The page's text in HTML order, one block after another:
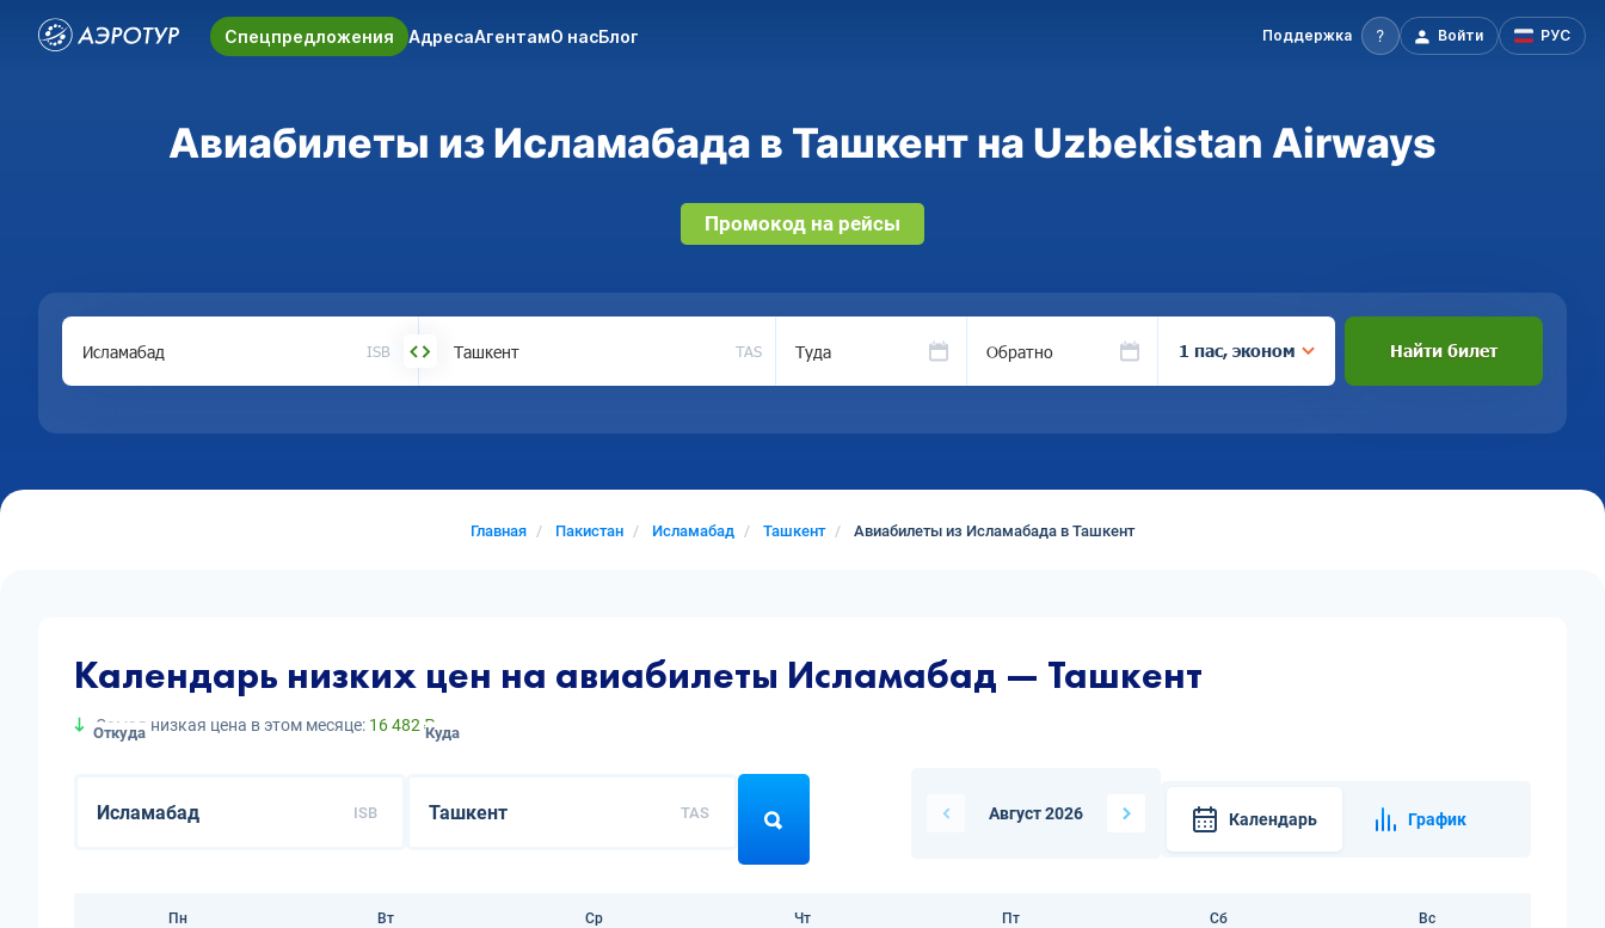
Спецпредложения АдресаАгентамО насБлог Поддержка Войти РУС
Авиабилеты из Исламабада в Ташкент на Uzbekistan Airways
Промокод на рейсы
ISB TAS Туда Обратно 1 пас, эконом Найти билет
Главная Пакистан Исламабад Ташкент Авиабилеты из Исламабада в Ташкент
Календарь низких цен на авиабилеты Исламабад — Ташкент
Самая низкая цена в этом месяце: 16 482 ₽
Откуда
ISB
Куда
TAS Август 2026 Календарь График
Пн Вт Ср Чт Пт Сб Вс